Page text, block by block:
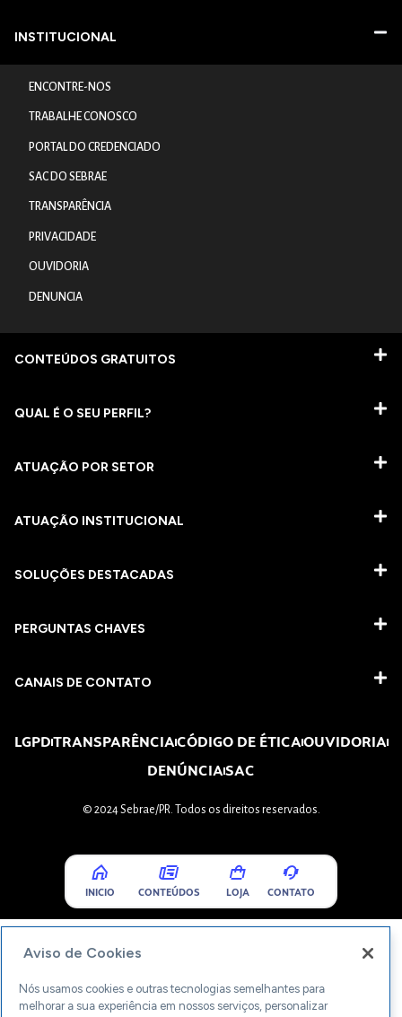
INSTITUCIONAL
ENCONTRE-NOS
TRABALHE CONOSCO
PORTAL DO CREDENCIADO
SAC DO SEBRAE
TRANSPARÊNCIA
PRIVACIDADE
OUVIDORIA
DENUNCIA
CONTEÚDOS GRATUITOS
QUAL É O SEU PERFIL?
ATUAÇÃO POR SETOR
ATUAÇÃO INSTITUCIONAL
SOLUÇÕES DESTACADAS
PERGUNTAS CHAVES​
CANAIS DE CONTATO
LGPDTRANSPARÊNCIACÓDIGO DE ÉTICAOUVIDORIA
DENÚNCIASAC
© 2024 Sebrae/PR. Todos os direitos reservados.
INICIO CONTEÚDOS LOJA CONTATO
Aviso de Cookies
Nós usamos cookies e outras tecnologias semelhantes para
melhorar a sua experiência em nossos serviços, personalizar